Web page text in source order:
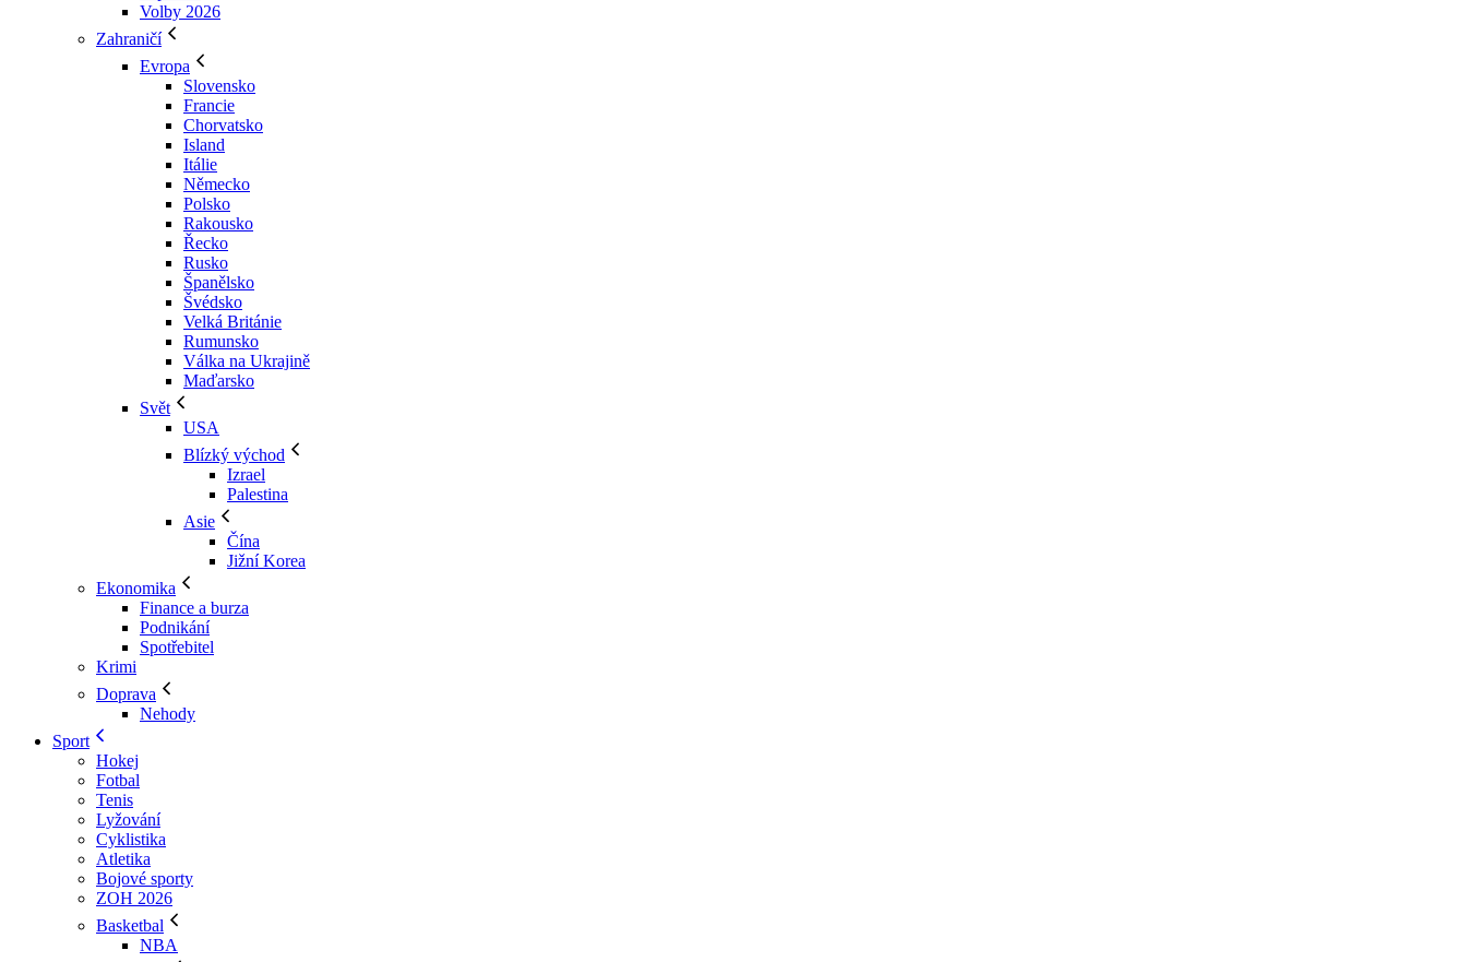
Volby 2026
Zahraničí
Evropa
Slovensko
Francie
Chorvatsko
Island
Itálie
Německo
Polsko
Rakousko
Řecko
Rusko
Španělsko
Švédsko
Velká Británie
Rumunsko
Válka na Ukrajině
Maďarsko
Svět
USA
Blízký východ
Izrael
Palestina
Asie
Čína
Jižní Korea
Ekonomika
Finance a burza
Podnikání
Spotřebitel
Krimi
Doprava
Nehody
Sport
Hokej
Fotbal
Tenis
Lyžování
Cyklistika
Atletika
Bojové sporty
ZOH 2026
Basketbal
NBA